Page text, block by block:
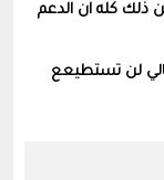
ذلك كله ان الدعم
لن تستطيعع